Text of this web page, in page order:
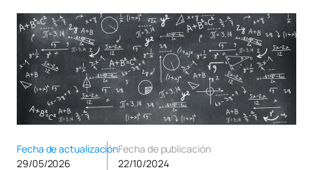
Fecha de actualización
29/05/2026
Fecha de publicación
22/10/2024